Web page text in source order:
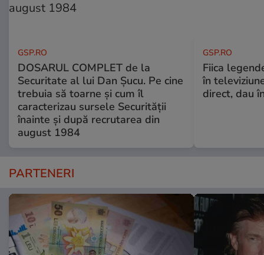
GSP.RO
DOSARUL COMPLET de la
Securitate al lui Dan Șucu. Pe cine
trebuia să toarne și cum îl
caracterizau sursele Securității
înainte și după recrutarea din
august 1984
GSP.RO
Fiica
în
direct, dau
PARTENERI